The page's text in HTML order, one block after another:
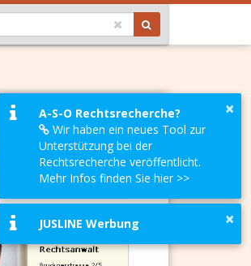
WERT IST ALLE
ABGB
×
A-S-O Rechtsrecherche?
Wir haben ein neues Tool zur
Unterstützung bei der
Rechtsrecherche veröffentlicht.
Mehr Infos finden Sie hier >>
×
JUSLINE Werbung